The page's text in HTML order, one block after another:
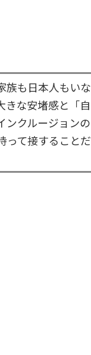
族も日本人もいな
きな安堵感と「自
ンクルージョンの
って接することだ